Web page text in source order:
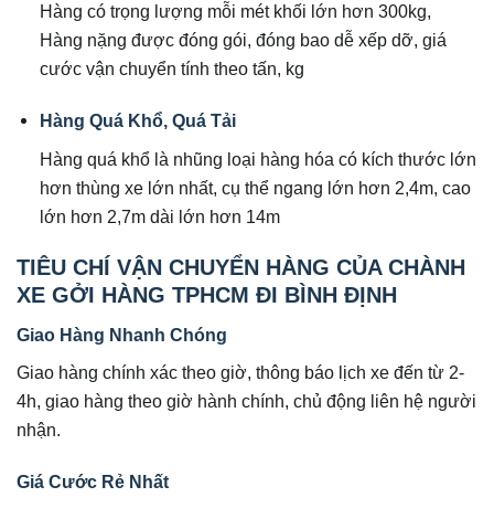
Hàng có trọng lượng mỗi mét khối lớn hơn 300kg,
Hàng nặng được đóng gói, đóng bao dễ xếp dỡ, giá
cước vận chuyển tính theo tấn, kg
Hàng Quá Khổ, Quá Tải
Hàng quá khổ là nhũng loại hàng hóa có kích thước lớn
hơn thùng xe lớn nhất, cụ thể ngang lớn hơn 2,4m, cao
lớn hơn 2,7m dài lớn hơn 14m
TIÊU CHÍ VẬN CHUYỂN HÀNG CỦA CHÀNH
XE GỞI HÀNG TPHCM ĐI BÌNH ĐỊNH
Giao Hàng Nhanh Chóng
Giao hàng chính xác theo giờ, thông báo lịch xe đến từ 2-
4h, giao hàng theo giờ hành chính, chủ động liên hệ người
nhận.
Giá Cước Rẻ Nhất